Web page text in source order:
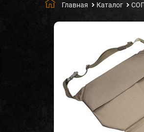
Главная Каталог